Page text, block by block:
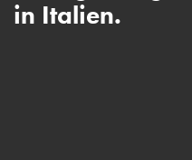
in Italien.